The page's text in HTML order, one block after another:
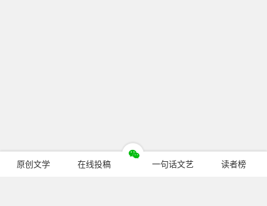
原创文学 在线投稿 一句话文艺 读者榜